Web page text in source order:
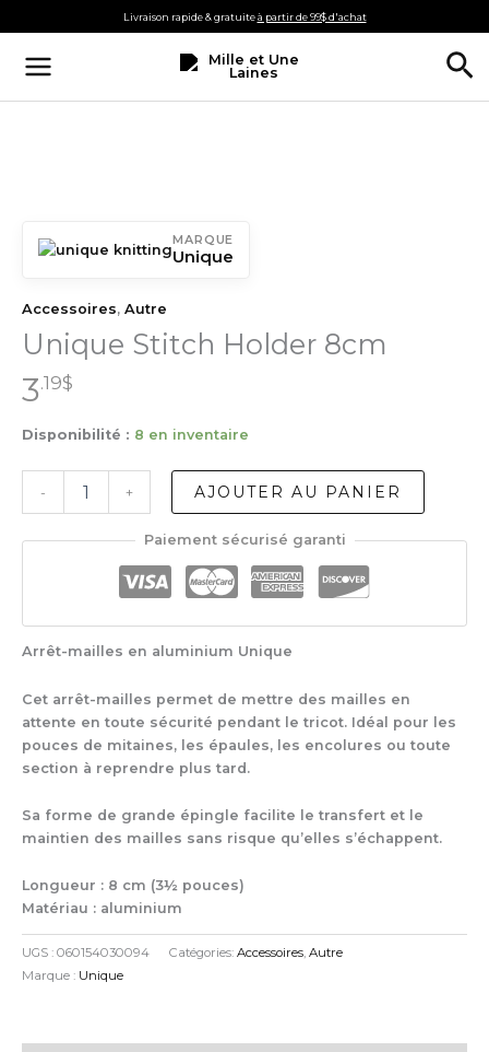
au
contenu
Livraison rapide & gratuiteà partir de 99$ d'achat
MARQUE
Unique
Accessoires, Autre
Unique Stitch Holder 8cm
3.19$
Disponibilité : 8 en inventaire
-
Stitch
+ AJOUTER AU PANIER
Paiement sécurisé garanti
Arrêt-mailles en aluminium Unique
Cet arrêt-mailles permet de mettre des mailles en
attente en toute sécurité pendant le tricot. Idéal pour les
pouces de mitaines, les épaules, les encolures ou toute
section à reprendre plus tard.
Sa forme de grande épingle facilite le transfert et le
maintien des mailles sans risque qu’elles s’échappent.
Longueur : 8 cm (3½ pouces)
Matériau : aluminium
UGS : 060154030094 Catégories: Accessoires, Autre
Marque : Unique